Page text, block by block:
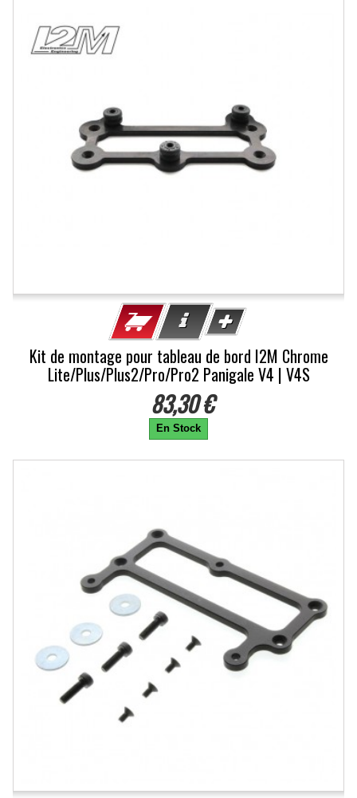
Kit de montage pour tableau de bord I2M Chrome
Lite/Plus/Plus2/Pro/Pro2 Panigale V4 | V4S
83,30 €
En Stock